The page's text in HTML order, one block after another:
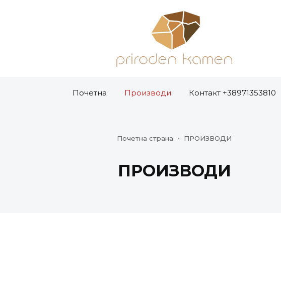
Почетна Производи Контакт +38971353810
Почетна страна ПРОИЗВОДИ
ПРОИЗВОДИ